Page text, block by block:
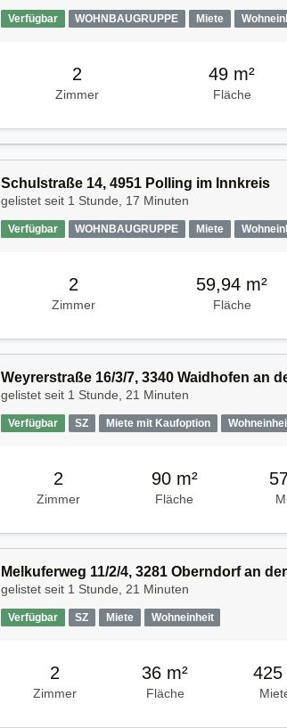
Verfügbar WOHNBAUGRUPPE Miete
2
Zimmer
49 m²
Fläche
Schulstraße 14, 4951 Polling im Innkreis
gelistet seit 1 Stunde, 17 Minuten
Verfügbar WOHNBAUGRUPPE Miete
2
Zimmer
59,94 m²
Fläche
Weyrerstraße 16/3/7, 3340 Waidhofen an
gelistet seit 1 Stunde, 21 Minuten
Verfügbar SZ Miete mit Kaufoption
2
Zimmer
90 m²
Fläche
Melkuferweg 11/2/4, 3281 Oberndorf an
gelistet seit 1 Stunde, 21 Minuten
Verfügbar SZ Miete Wohneinheit
2
Zimmer
36 m²
Fläche
425